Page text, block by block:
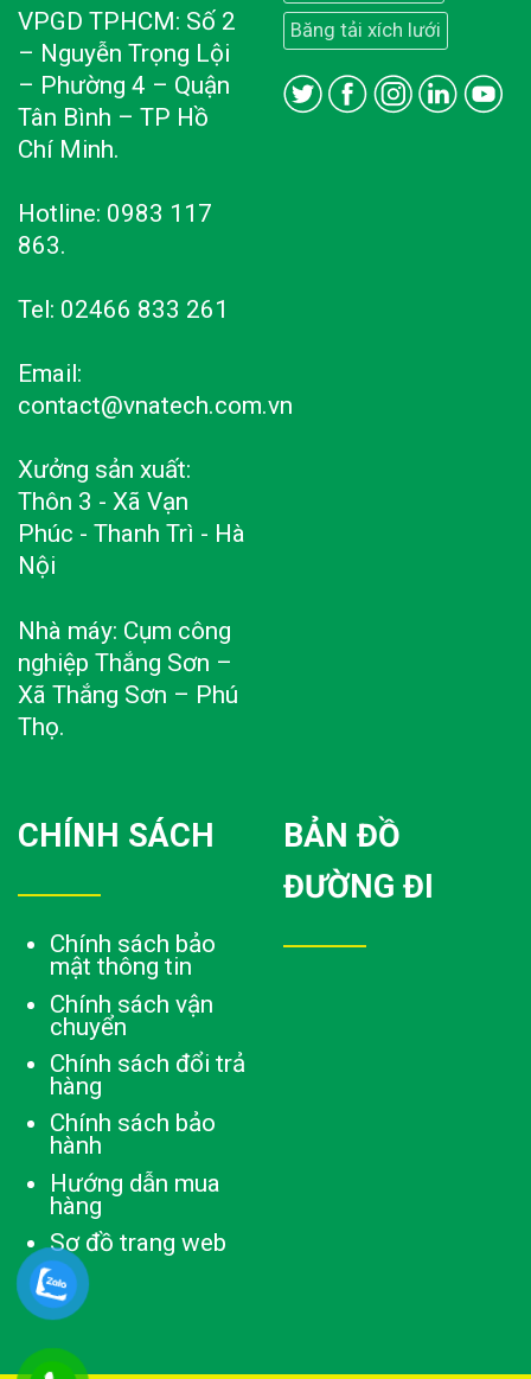
VPGD TPHCM: Số 2
– Nguyễn Trọng Lội
– Phường 4 – Quận
Tân Bình – TP Hồ
Chí Minh.
Hotline: 0983 117
863.
Tel: 02466 833 261
Email:
contact@vnatech.com.vn
Xưởng sản xuất:
Thôn 3 - Xã Vạn
Phúc - Thanh Trì - Hà
Nội
Nhà máy: Cụm công
nghiệp Thắng Sơn –
Xã Thắng Sơn – Phú
Thọ.
Băng tải xích lưới
CHÍNH SÁCH
Chính sách bảo
mật thông tin
Chính sách vận
chuyển
Chính sách đổi trả
hàng
Chính sách bảo
hành
Hướng dẫn mua
hàng
Sơ đồ trang web
BẢN ĐỒ
ĐƯỜNG ĐI